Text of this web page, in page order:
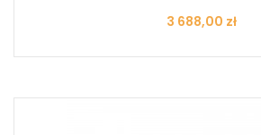
Cena
3 688,00 zł